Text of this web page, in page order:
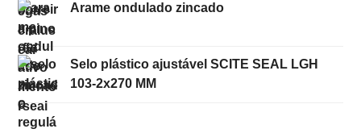
Arame ondulado zincado
Selo plástico ajustável SCITE SEAL LGH
103-2x270 MM